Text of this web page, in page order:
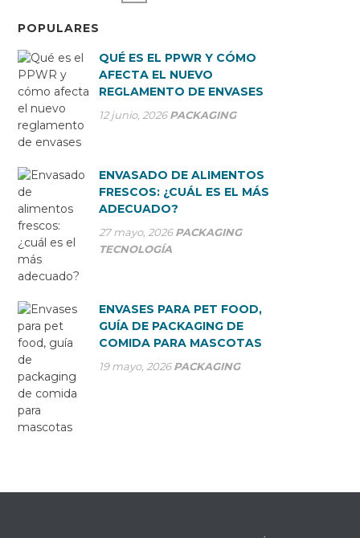
POPULARES
QUÉ ES EL PPWR Y CÓMO
AFECTA EL NUEVO
REGLAMENTO DE ENVASES
12 junio, 2026 PACKAGING
ENVASADO DE ALIMENTOS
FRESCOS: ¿CUÁL ES EL MÁS
ADECUADO?
27 mayo, 2026 PACKAGING
TECNOLOGÍA
ENVASES PARA PET FOOD,
GUÍA DE PACKAGING DE
COMIDA PARA MASCOTAS
19 mayo, 2026 PACKAGING